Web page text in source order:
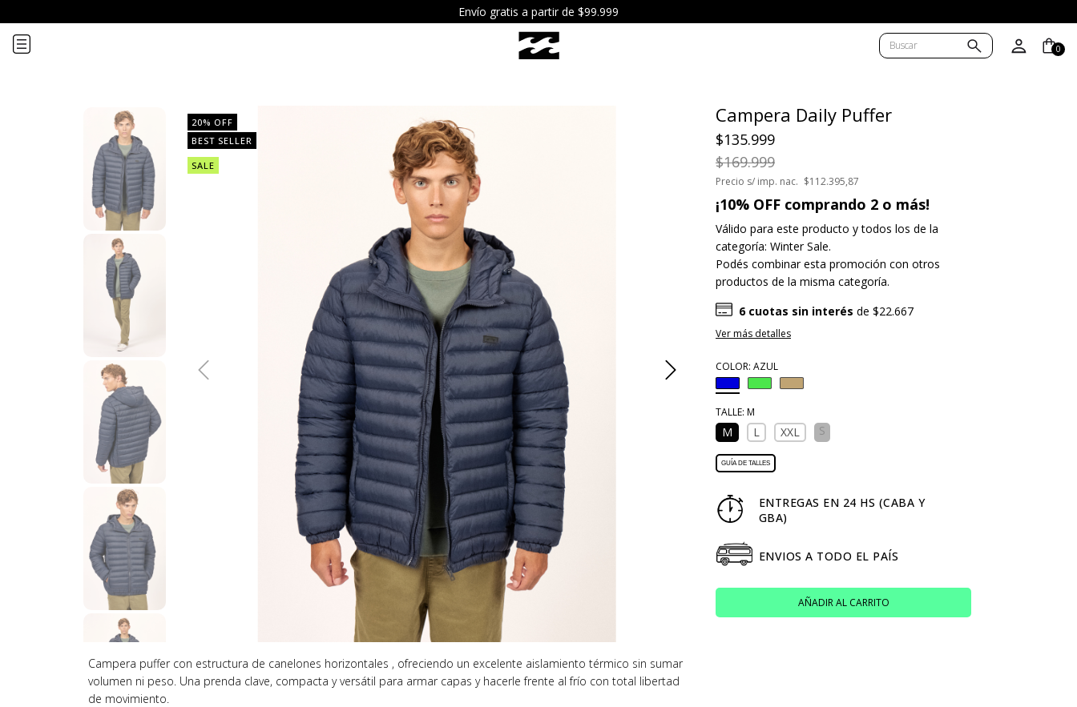
6 cuotas sin interés a partir de $119.999 0
20% OFF
BEST SELLER
SALE
Campera puffer con estructura de canelones horizontales , ofreciendo un excelente aislamiento térmico sin sumar
volumen ni peso. Una prenda clave, compacta y versátil para armar capas y hacerle frente al frío con total libertad
de movimiento.
Campera Daily Puffer
$135.999
$169.999
Precio s/ imp. nac. $112.395,87
¡10% OFF comprando 2 o más!
Válido para este producto y todos los de la
categoría: Winter Sale.
Podés combinar esta promoción con otros
productos de la misma categoría.
6 cuotas sin interés de $22.667
Ver más detalles
COLOR: AZUL
TALLE: M
M L XXL S
GUÍA DE TALLES
ENTREGAS EN 24 HS (CABA Y
GBA)
ENVIOS A TODO EL PAÍS